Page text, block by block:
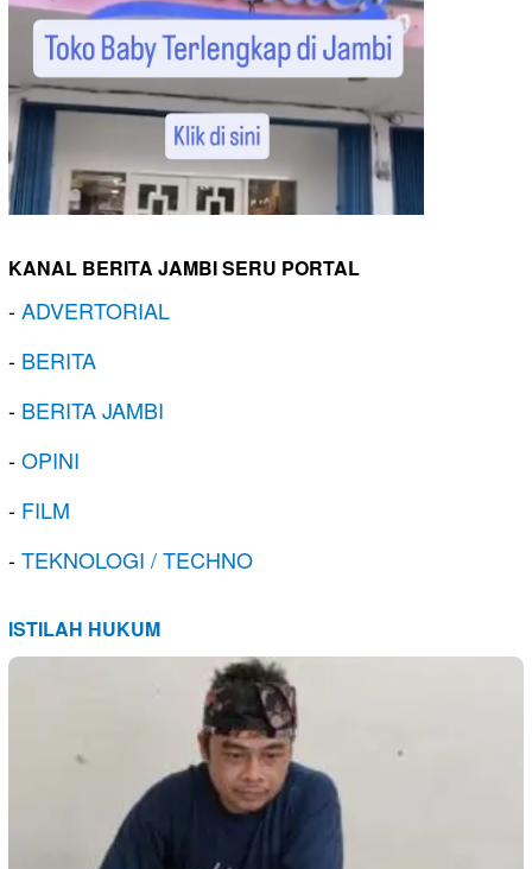
KANAL BERITA JAMBI SERU PORTAL
-ADVERTORIAL
- BERITA
- BERITA JAMBI
-OPINI
- FILM
-TEKNOLOGI / TECHNO
ISTILAH HUKUM